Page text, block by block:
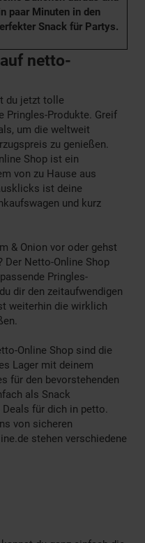
paar Minuten in den
Snack für Partys.
netto-
du jetzt tolle
Pringles-Produkte. Greif
um die weltweit
zu genießen.
Shop ist ein
von zu Hause aus
ist deine
und kurz
& Onion vor oder gehst
Der Netto-Online Shop
Pringles-
dir den zeitaufwendigen
weiterhin die wirklich
Online Shop sind die
Lager mit deinem
für den bevorstehenden
als Snack
für dich in petto.
von sicheren
stehen verschiedene